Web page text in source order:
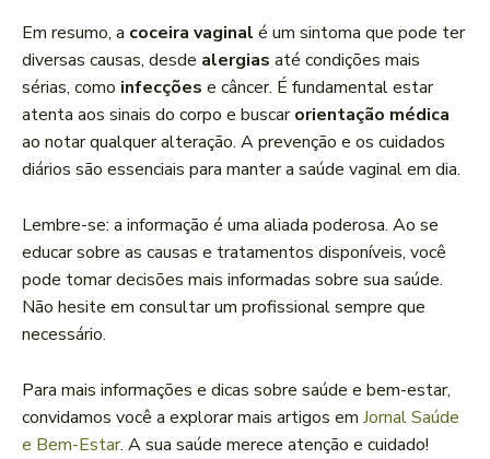
Em resumo, a coceira vaginal é um sintoma que pode ter
diversas causas, desde alergias até condições mais
sérias, como infecções e câncer. É fundamental estar
atenta aos sinais do corpo e buscarorientação médica
ao notar qualquer alteração. A prevenção e os cuidados
diários são essenciais para manter a saúde vaginal em dia.
Lembre-se: a informação é uma aliada poderosa. Ao se
educar sobre as causas e tratamentos disponíveis, você
pode tomar decisões mais informadas sobre sua saúde.
Não hesite em consultar um profissional sempre que
necessário.
Para mais informações e dicas sobre saúde e bem-estar,
convidamos você a explorar mais artigos em Jornal Saúde
e Bem-Estar. A sua saúde merece atenção e cuidado!